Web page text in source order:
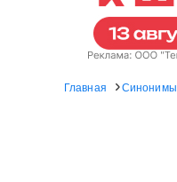
Главная Синонимы